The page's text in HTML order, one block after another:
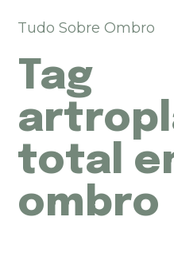
u
a
a
a
o
c
o
Tudo Sobre Ombro
Tag
total
ombro